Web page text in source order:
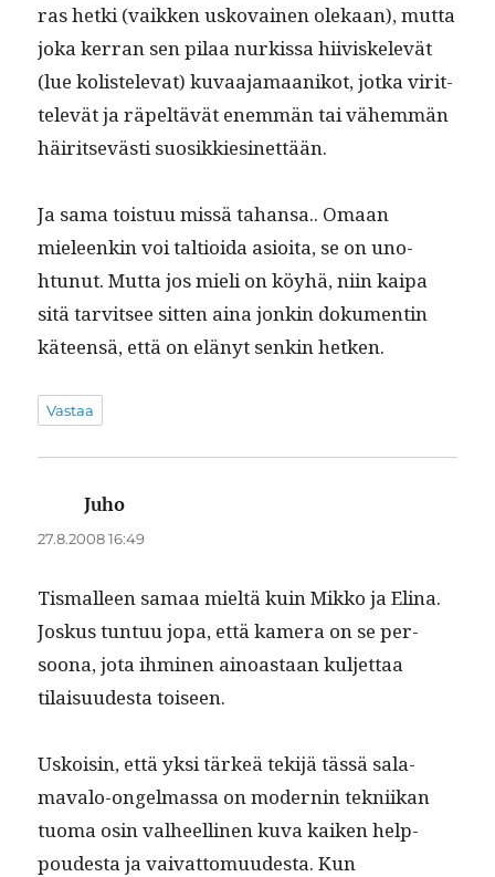
ras het­ki (vaikken usko­vainen olekaan), mut­ta
joka ker­ran sen pilaa nurkissa hiiviskelevät
(lue kolis­tel­e­vat) kuvaa­ja­maanikot, jot­ka virit­
televät ja räpeltävät enem­män tai vähem­män
häir­it­sevästi suosikkiesinettään.
Ja sama tois­tuu mis­sä tahansa.. Omaan
mieleenkin voi tal­tioi­da asioi­ta, se on uno­
htunut. Mut­ta jos mieli on köy­hä, niin kaipa
sitä tarvit­see sit­ten aina jonkin doku­mentin
käteen­sä, että on elänyt senkin hetken.
Vastaa
Juho
27.8.2008 16:49
Tismall­een samaa mieltä kuin Mikko ja Eli­na.
Joskus tun­tuu jopa, että kam­era on se per­
soona, jota ihmi­nen ain­oas­taan kul­jet­taa
tilaisu­ud­es­ta toiseen.
Uskoisin, että yksi tärkeä tek­i­jä tässä sala­
mava­lo-ongel­mas­sa on mod­ernin tekni­ikan
tuo­ma osin val­heelli­nen kuva kaiken help­
poud­es­ta ja vai­vat­to­muud­es­ta. Kun